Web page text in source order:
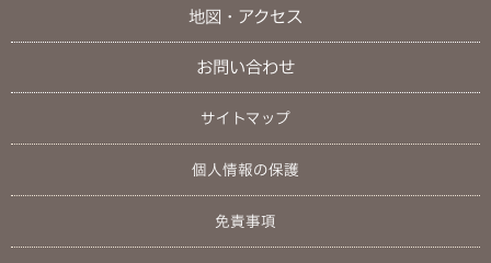
地図・アクセス
お問い合わせ
サイトマップ
個人情報の保護
免責事項